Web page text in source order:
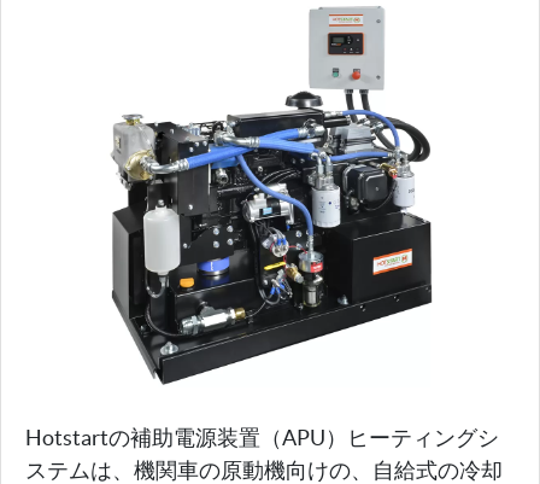
Hotstartの補助電源装置（APU）ヒーティングシ
ステムは、機関車の原動機向けの、自給式の冷却